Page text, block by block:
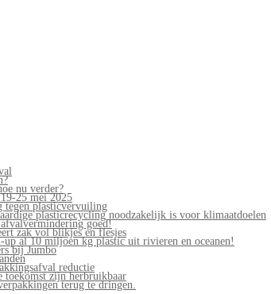
nu verder?
25 mei 2025
tegen plasticvervuiling
plasticrecycling noodzakelijk is voor klimaatdoelen
goed!
zak vol blikjes en flesjes
up al 10 miljoen kg plastic uit rivieren en oceanen!
bij Jumbo
reductie
toekomst zijn herbruikbaar
terug te dringen.